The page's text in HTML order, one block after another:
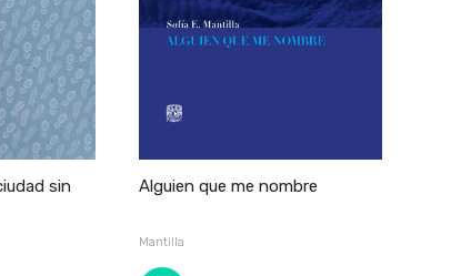
sin
Alguien que me nombre
Mantilla